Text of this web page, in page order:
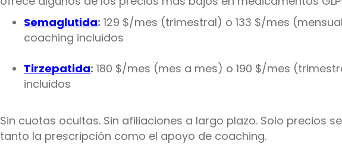
Semaglutida: 129 $/mes (trimestral) o 133 $/mes
coaching incluidos
Tirzepatida: 180 $/mes (mes a mes) o 190 $/mes
incluidos
Sin cuotas ocultas. Sin afiliaciones a largo plazo. Solo precios
tanto la prescripción como el apoyo de coaching.